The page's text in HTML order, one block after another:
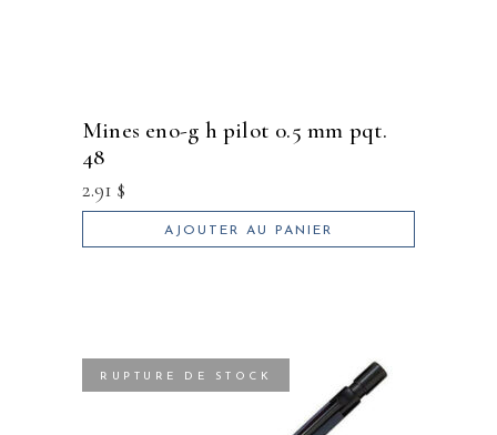
mines eno-g h pilot 0.5 mm pqt.
48
2.91 $
AJOUTER AU PANIER
RUPTURE DE STOCK